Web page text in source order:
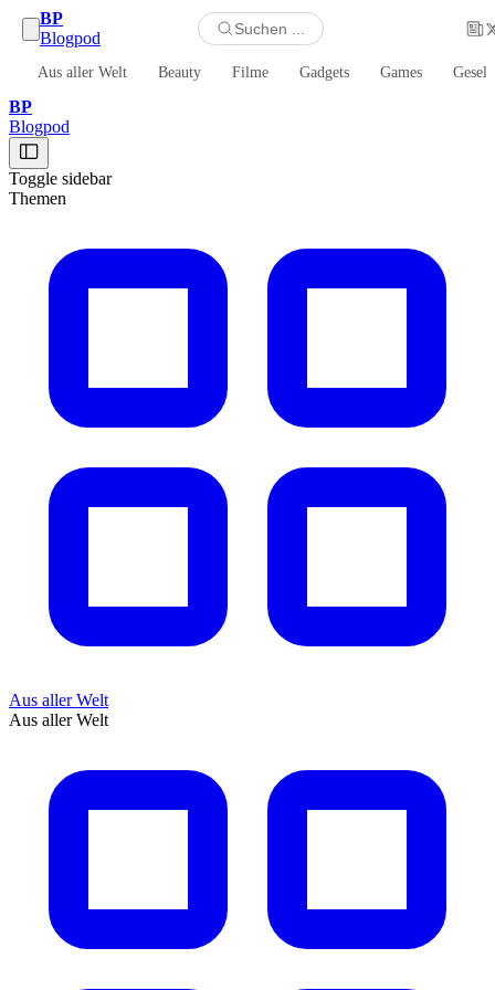
BP
Blogpod
Suchen ...
Aus aller Welt Beauty Filme Gadgets Games
BP
Blogpod
Toggle sidebar
Themen
Aus aller Welt
Aus aller Welt